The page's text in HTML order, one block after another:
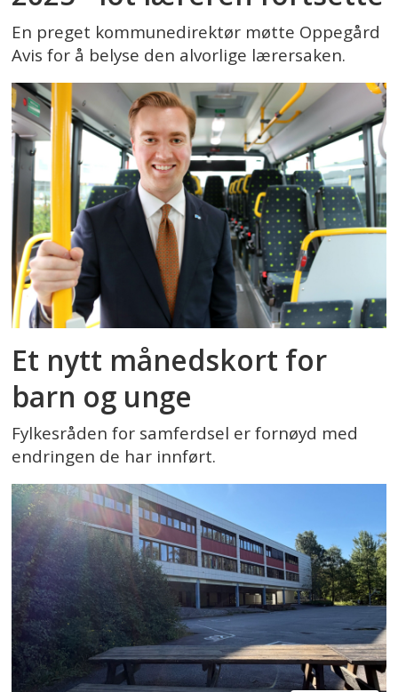
En preget kommunedirektør møtte Oppegård
Avis for å belyse den alvorlige lærersaken.
Et nytt månedskort for
barn og unge
Fylkesråden for samferdsel er fornøyd med
endringen de har innført.